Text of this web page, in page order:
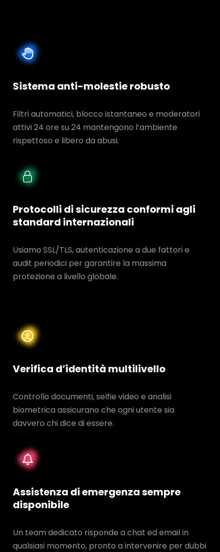
Sistema anti-molestie robusto
Filtri automatici, blocco istantaneo e moderatori
attivi 24 ore su 24 mantengono l’ambiente
rispettoso e libero da abusi.
Protocolli di sicurezza conformi agli
standard internazionali
Usiamo SSL/TLS, autenticazione a due fattori e
audit periodici per garantire la massima
protezione a livello globale.
Verifica d’identità multilivello
Controllo documenti, selfie video e analisi
biometrica assicurano che ogni utente sia
davvero chi dice di essere.
Assistenza di emergenza sempre
disponibile
Un team dedicato risponde a chat ed email in
qualsiasi momento, pronto a intervenire per dubbi